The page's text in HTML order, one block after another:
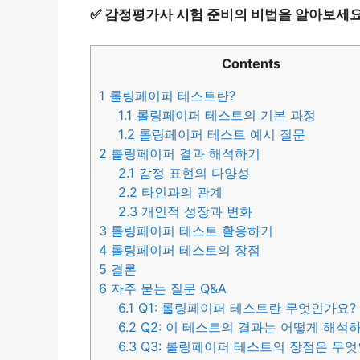
✅ 감정평가사 시험 준비의 비법을 알아보세
Contents
1 롤링페이퍼 테스트란?
1.1 롤링페이퍼 테스트의 기본 과정
1.2 롤링페이퍼 테스트 예시 질문
2 롤링페이퍼 결과 해석하기
2.1 감정 표현의 다양성
2.2 타인과의 관계
2.3 개인적 성장과 변화
3 롤링페이퍼 테스트 활용하기
4 롤링페이퍼 테스트의 장점
5 결론
6 자주 묻는 질문 Q&A
6.1 Q1: 롤링페이퍼 테스트란 무엇인가요?
6.2 Q2: 이 테스트의 결과는 어떻게 해석
6.3 Q3: 롤링페이퍼 테스트의 장점은 무